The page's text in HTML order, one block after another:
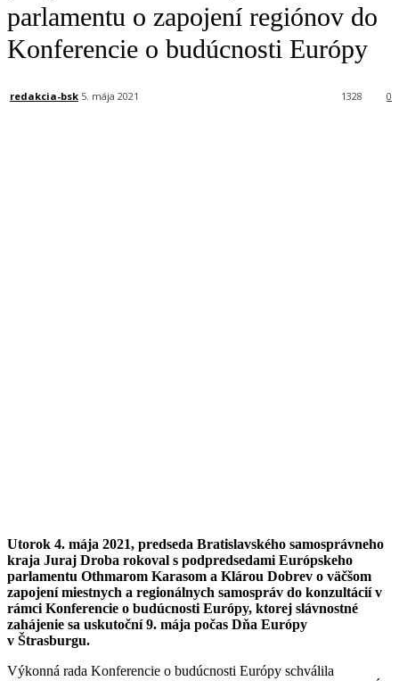
parlamentu o zapojení regiónov do
Konferencie o budúcnosti Európy
redakcia-bsk 5. mája 2021 0
1328
Utorok 4. mája 2021, predseda Bratislavského samosprávneho
kraja Juraj Droba rokoval s podpredsedami Európskeho
parlamentu Othmarom Karasom a Klárou Dobrev o väčšom
zapojení miestnych a regionálnych samospráv do konzultácií v
rámci Konferencie o budúcnosti Európy, ktorej slávnostné
zahájenie sa uskutoční 9. mája počas Dňa Európy
v Štrasburgu.
Výkonná rada Konferencie o budúcnosti Európy schválila